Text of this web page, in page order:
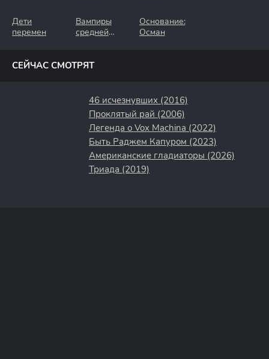
Дети
перемен
Вампиры
средней
Основание:
Осман
СЕЙЧАС СМОТРЯТ
46 исчезнувших (2016)
Проклятый рай (2006)
Легенда о Vox Machina (2022)
Быть Раджем Капуром (2023)
Американские гладиаторы (2026)
Триада (2019)